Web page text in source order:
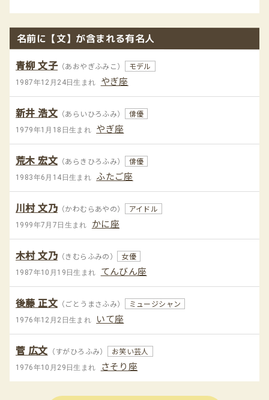
名前に【文】が含まれる有名人
青柳 文子（あおやぎふみこ） モデル
1987年12月24日生まれ やぎ座
新井 浩文 （あらいひろふみ） 俳優
1979年1月18日生まれ やぎ座
荒木 宏文 （あらきひろふみ） 俳優
1983年6月14日生まれ ふたご座
川村 文乃 （かわむらあやの） アイドル
1999年7月7日生まれ かに座
木村 文乃 （きむらふみの） 女優
1987年10月19日生まれ てんびん座
後藤 正文 （ごとうまさふみ） ミュージシャン
1976年12月2日生まれ いて座
菅 広文 （すがひろふみ） お笑い芸人
1976年10月29日生まれ さそり座